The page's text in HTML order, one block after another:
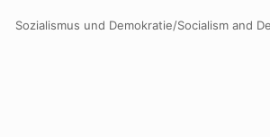
Sozialismus und Demokratie/Socialism and